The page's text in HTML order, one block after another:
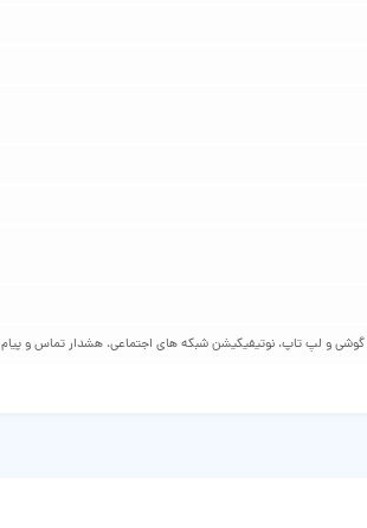
گوشی و لپ‌ تاپ، نوتیفیکیشن شبکه‌ های اجتماعی، هشدار تماس و پیام